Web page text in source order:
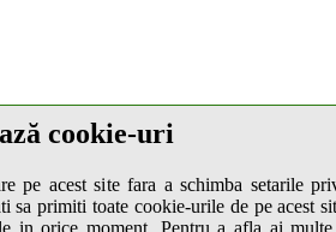
cookie-uri
pe acest site fara a schimba setarile
sa primiti toate cookie-urile de pe acest
in orice moment. Pentru a afla ai